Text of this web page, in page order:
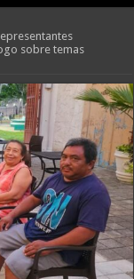
sobre temas